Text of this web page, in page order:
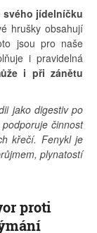
svého jídelníčku
hrušky obsahují
jsou pro naše
i pravidelná
i při zánětu
jako digestiv po
činnost
křečí. Fenykl je
plynatostí
proti